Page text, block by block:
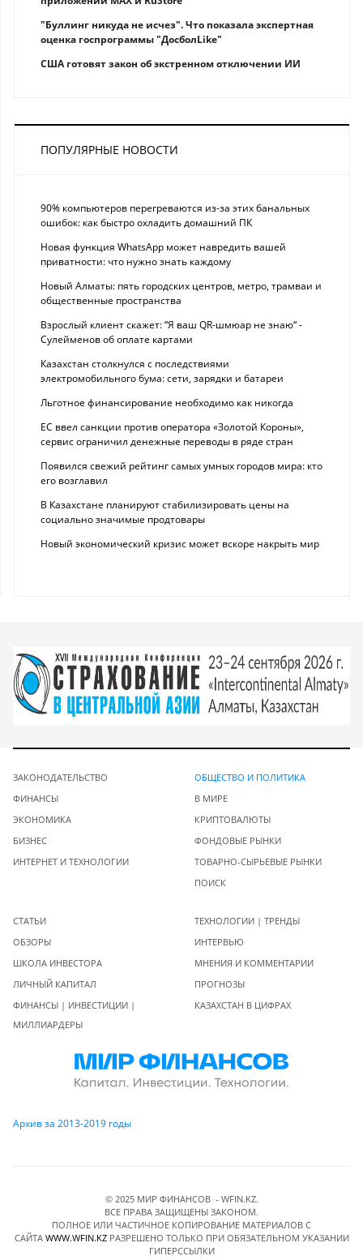
"Буллинг никуда не исчез". Что показала экспертная
оценка госпрограммы "ДосболLike"
США готовят закон об экстренном отключении ИИ
ПОПУЛЯРНЫЕ НОВОСТИ
90% компьютеров перегреваются из-за этих банальных
ошибок: как быстро охладить домашний ПК
Новая функция WhatsApp может навредить вашей
приватности: что нужно знать каждому
Новый Алматы: пять городских центров, метро, трамваи и
общественные пространства
Взрослый клиент скажет: “Я ваш QR-шмюар не знаю“ -
Сулейменов об оплате картами
Казахстан столкнулся с последствиями
электромобильного бума: сети, зарядки и батареи
Льготное финансирование необходимо как никогда
ЕС ввел санкции против оператора «Золотой Короны»,
сервис ограничил денежные переводы в ряде стран
Появился свежий рейтинг самых умных городов мира: кто
его возглавил
В Казахстане планируют стабилизировать цены на
социально значимые продтовары
Новый экономический кризис может вскоре накрыть мир
ЗАКОНОДАТЕЛЬСТВО
ФИНАНСЫ
ЭКОНОМИКА
БИЗНЕС
ИНТЕРНЕТ И ТЕХНОЛОГИИ
ОБЩЕСТВО И ПОЛИТИКА
В МИРЕ
КРИПТОВАЛЮТЫ
ФОНДОВЫЕ РЫНКИ
ТОВАРНО-СЫРЬЕВЫЕ РЫНКИ
ПОИСК
СТАТЬИ
ОБЗОРЫ
ШКОЛА ИНВЕСТОРА
ЛИЧНЫЙ КАПИТАЛ
ФИНАНСЫ | ИНВЕСТИЦИИ |
МИЛЛИАРДЕРЫ
ТЕХНОЛОГИИ | ТРЕНДЫ
ИНТЕРВЬЮ
МНЕНИЯ И КОММЕНТАРИИ
ПРОГНОЗЫ
КАЗАХСТАН В ЦИФРАХ
Архив за 2013-2019 годы
© 2025 МИР ФИНАНСОВ - WFIN.KZ.
ВСЕ ПРАВА ЗАЩИЩЕНЫ ЗАКОНОМ.
ПОЛНОЕ ИЛИ ЧАСТИЧНОЕ КОПИРОВАНИЕ МАТЕРИАЛОВ C
САЙТА WWW.WFIN.KZРАЗРЕШЕНО ТОЛЬКО ПРИ ОБЯЗАТЕЛЬНОМ УКАЗАНИИ
ГИПЕРССЫЛКИ